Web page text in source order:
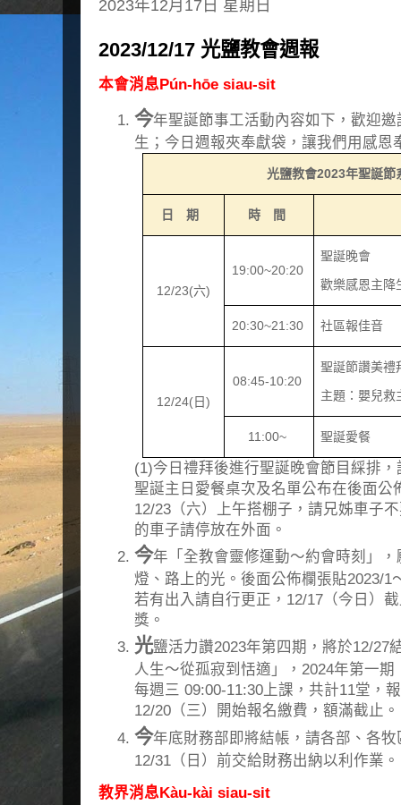
2023年12月17日 星期日
2023/12/17 光鹽教會週報
本會消息Pún-hōe siau-sit
今年聖誕節事工活動內容如下，歡迎
生；今日週報夾奉獻袋，讓我們用感恩
光鹽教會2023年聖誕節
日 期 時 間
12/23(六)
19:00~20:20
聖誕晚會
歡樂感恩主
20:30~21:30 社區報佳音
12/24(日)
08:45-10:20
聖誕節讚美禮
主題：嬰兒救
11:00~ 聖誕愛餐
(1)今日禮拜後進行聖誕晚會節目綵排
聖誕主日愛餐桌次及名單公布在後面公
12/23（六）上午搭棚子，請兄姊車子
的車子請停放在外面。
今年「全教會靈修運動～約會時刻」
燈、路上的光。後面公佈欄張貼2023/1
若有出入請自行更正，12/17（今日）
獎。
光鹽活力讚2023年第四期，將於12/27
人生～從孤寂到恬適」，2024年第一
每週三 09:00-11:30上課，共計11堂，
12/20（三）開始報名繳費，額滿截止。
今年底財務部即將結帳，請各部、各
12/31（日）前交給財務出納以利作業。
教界消息Kàu-kài siau-sit